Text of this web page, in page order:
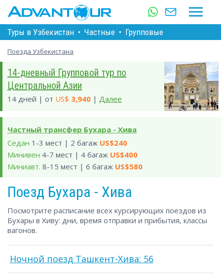
Туры в Узбекистан • Частные • Групповые
Поезда Узбекистана
14-дневный Групповой тур по
Центральной Азии
14 дней | от US$ 3,940 | Далее
Частный трансфер Бухара - Хива
Седан 1-3 мест | 2 багаж US$240
Минивен 4-7 мест | 4 багаж US$400
Миниавт. 8-15 мест | 6 багаж US$580
Поезд Бухара - Хива
Посмотрите расписание всех курсирующих поездов из
Бухары в Хиву: дни, время отправки и прибытия, классы
вагонов.
Ночной поезд Ташкент-Хива: 56